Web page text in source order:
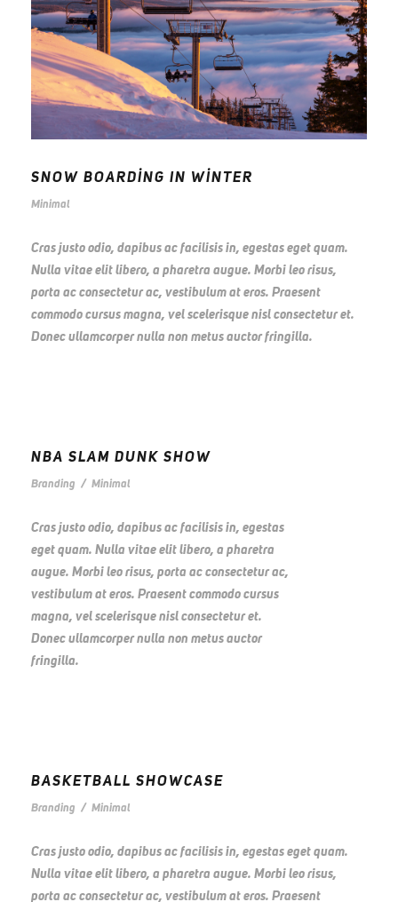
SNOW BOARDING IN WINTER
Minimal
Cras justo odio, dapibus ac facilisis in, egestas eget quam.
Nulla vitae elit libero, a pharetra augue. Morbi leo risus,
porta ac consectetur ac, vestibulum at eros. Praesent
commodo cursus magna, vel scelerisque nisl consectetur et.
Donec ullamcorper nulla non metus auctor fringilla.
NBA SLAM DUNK SHOW
Branding / Minimal
Cras justo odio, dapibus ac facilisis in, egestas
eget quam. Nulla vitae elit libero, a pharetra
augue. Morbi leo risus, porta ac consectetur ac,
vestibulum at eros. Praesent commodo cursus
magna, vel scelerisque nisl consectetur et.
Donec ullamcorper nulla non metus auctor
fringilla.
BASKETBALL SHOWCASE
Branding / Minimal
Cras justo odio, dapibus ac facilisis in, egestas eget quam.
Nulla vitae elit libero, a pharetra augue. Morbi leo risus,
porta ac consectetur ac, vestibulum at eros. Praesent